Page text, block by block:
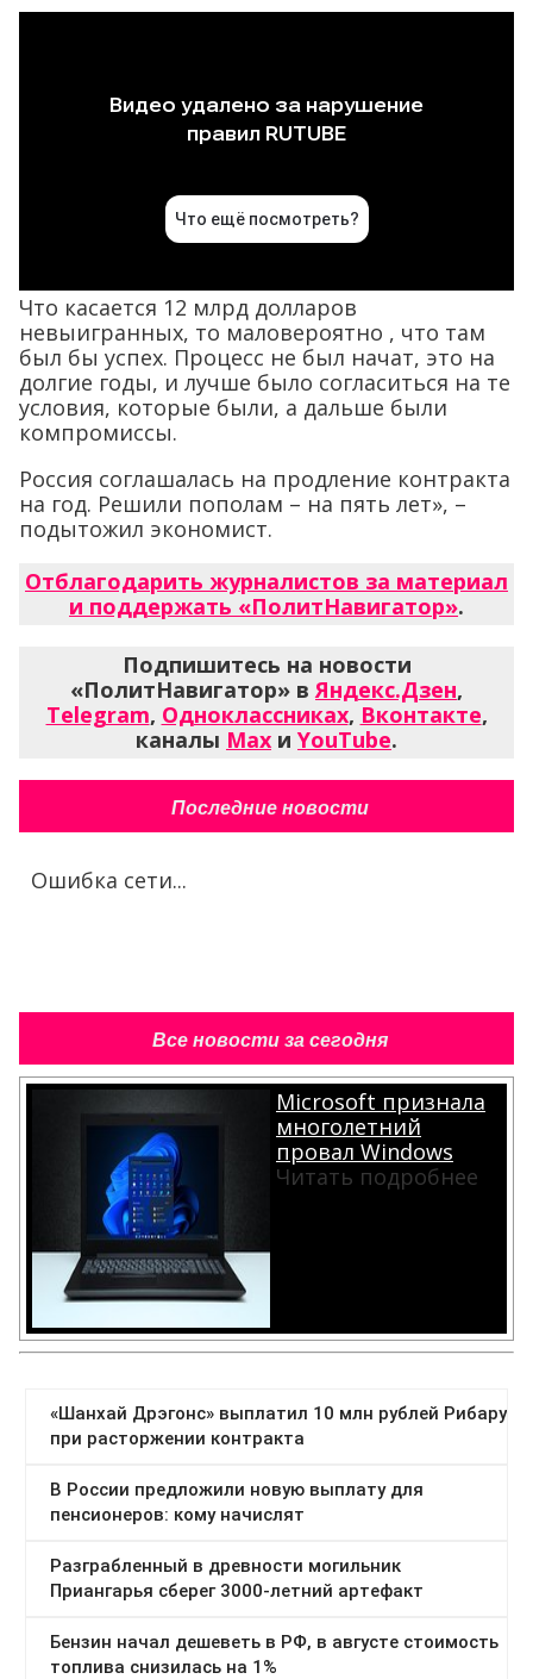
Что касается 12 млрд долларов
невыигранных, то маловероятно , что там
был бы успех. Процесс не был начат, это на
долгие годы, и лучше было согласиться на те
условия, которые были, а дальше были
компромиссы.
Россия соглашалась на продление контракта
на год. Решили пополам – на пять лет», –
подытожил экономист.
Отблагодарить журналистов за материал
и поддержать «ПолитНавигатор».
Подпишитесь на новости
«ПолитНавигатор» вЯндекс.Дзен,
Telegram, Одноклассниках, Вконтакте,
каналы Max и YouTube.
Последние новости
Ошибка сети...
Все новости за сегодня
Microsoft признала
многолетний
провал Windows
Читать подробнее